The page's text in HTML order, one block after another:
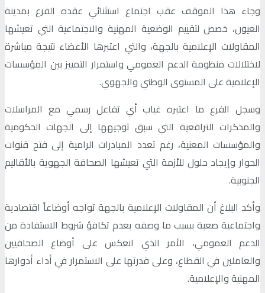
وجاء هذا الموقف عقب اجتماع استثنائي عقده الفرع بمدينة
العيون، خصص لتقييم الوضعية المهنية والاجتماعية التي تعيشها
المقاولات الإعلامية بالجهة، والتي اعتبرها الأعضاء نتيجة مباشرة
لاختلالات منظومة الدعم العمومي واستمرار التمييز بين المؤسسات
الإعلامية على المستوى الوطني والجهوي.
وسجل الفرع ما اعتبره غياب أي تفاعل رسمي مع المراسلات
والمذكرات الترافعية التي سبق توجيهها إلى الجهات الحكومية
والمؤسسات المعنية، رغم تعدد المبادرات الرامية إلى فتح قنوات
الحوار وإيجاد حلول للأزمة التي تعيشها الصحافة الجهوية بالأقاليم
الجنوبية.
وأكد البلاغ أن المقاولات الإعلامية بالجهة تواجه أوضاعاً اقتصادية
واجتماعية صعبة بسبب ما وصفه بعدم تكافؤ شروط الاستفادة من
الدعم العمومي، الأمر الذي انعكس على أوضاع الصحافيين
والعاملين في القطاع، وعلى قدرتها على الاستمرار في أداء أدوارها
المهنية والإعلامية.